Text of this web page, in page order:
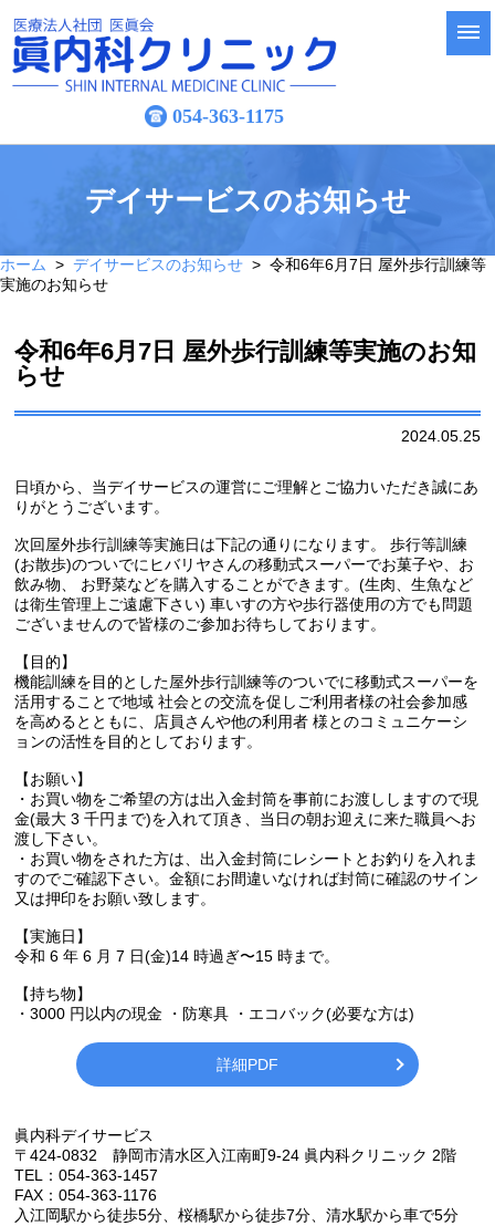
054-363-1175
デイサービスのお知らせ
ホーム > デイサービスのお知らせ > 令和6年6月7日 屋外歩行訓練等
実施のお知らせ
令和6年6月7日 屋外歩行訓練等実施のお知
らせ
2024.05.25
日頃から、当デイサービスの運営にご理解とご協力いただき誠にあ
りがとうございます。
次回屋外歩行訓練等実施日は下記の通りになります。 歩行等訓練
(お散歩)のついでにヒバリヤさんの移動式スーパーでお菓子や、お
飲み物、 お野菜などを購入することができます。(生肉、生魚など
は衛生管理上ご遠慮下さい) 車いすの方や歩行器使用の方でも問題
ございませんので皆様のご参加お待ちしております。
【目的】
機能訓練を目的とした屋外歩行訓練等のついでに移動式スーパーを
活用することで地域 社会との交流を促しご利用者様の社会参加感
を高めるとともに、店員さんや他の利用者 様とのコミュニケーシ
ョンの活性を目的としております。
【お願い】
・お買い物をご希望の方は出入金封筒を事前にお渡ししますので現
金(最大 3 千円まで)を入れて頂き、当日の朝お迎えに来た職員へお
渡し下さい。
・お買い物をされた方は、出入金封筒にレシートとお釣りを入れま
すのでご確認下さい。金額にお間違いなければ封筒に確認のサイン
又は押印をお願い致します。
【実施日】
令和 6 年 6 月 7 日(金)14 時過ぎ〜15 時まで。
【持ち物】
・3000 円以内の現金 ・防寒具 ・エコバック(必要な方は)
詳細PDF
眞内科デイサービス
〒424-0832 静岡市清水区入江南町9-24 眞内科クリニック 2階
TEL：054-363-1457
FAX：054-363-1176
入江岡駅から徒歩5分、桜橋駅から徒歩7分、清水駅から車で5分